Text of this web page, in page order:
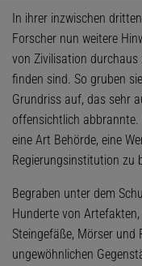
In ihrer inzwischen
Forscher nun weitere
von Zivilisation durchaus
finden sind. So gruben
Grundriss auf, das sehr
offensichtlich abbrannte.
eine Art Behörde, eine
Regierungsinstitution zu
Begraben unter dem
Hunderte von
Steingefäße, Mörser und
ungewöhnlichen